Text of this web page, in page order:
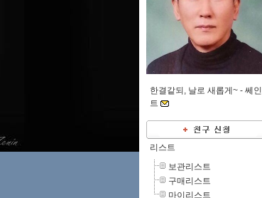
한결같되, 날로 새롭게~ - 쎄인
트
리스트
보관리스트
구매리스트
마이리스트